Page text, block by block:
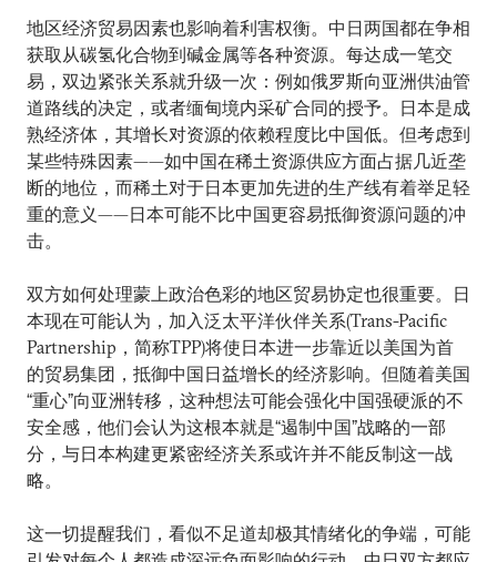
地区经济贸易因素也影响着利害权衡。中日两国都在争相
获取从碳氢化合物到碱金属等各种资源。每达成一笔交
易，双边紧张关系就升级一次：例如俄罗斯向亚洲供油管
道路线的决定，或者缅甸境内采矿合同的授予。日本是成
熟经济体，其增长对资源的依赖程度比中国低。但考虑到
某些特殊因素——如中国在稀土资源供应方面占据几近垄
断的地位，而稀土对于日本更加先进的生产线有着举足轻
重的意义——日本可能不比中国更容易抵御资源问题的冲
击。
双方如何处理蒙上政治色彩的地区贸易协定也很重要。日
本现在可能认为，加入泛太平洋伙伴关系(Trans-Pacific
Partnership，简称TPP)将使日本进一步靠近以美国为首
的贸易集团，抵御中国日益增长的经济影响。但随着美国
“重心”向亚洲转移，这种想法可能会强化中国强硬派的不
安全感，他们会认为这根本就是“遏制中国”战略的一部
分，与日本构建更紧密经济关系或许并不能反制这一战
略。
这一切提醒我们，看似不足道却极其情绪化的争端，可能